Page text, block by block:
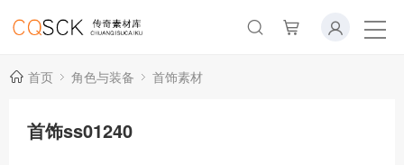
首页 角色与装备 首饰素材
首饰ss01240